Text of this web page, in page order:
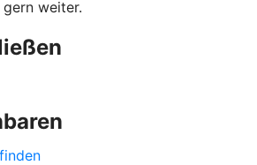
gern weiter.